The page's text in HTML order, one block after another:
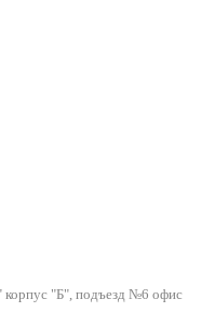
"Б", подъезд №6 офис